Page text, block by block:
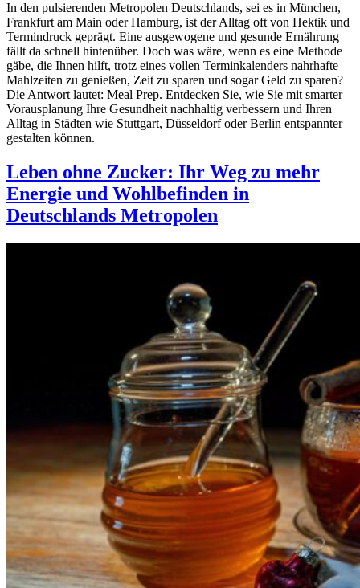
In den pulsierenden Metropolen Deutschlands, sei es in München,
Frankfurt am Main oder Hamburg, ist der Alltag oft von Hektik und
Termindruck geprägt. Eine ausgewogene und gesunde Ernährung
fällt da schnell hintenüber. Doch was wäre, wenn es eine Methode
gäbe, die Ihnen hilft, trotz eines vollen Terminkalenders nahrhafte
Mahlzeiten zu genießen, Zeit zu sparen und sogar Geld zu sparen?
Die Antwort lautet: Meal Prep. Entdecken Sie, wie Sie mit smarter
Vorausplanung Ihre Gesundheit nachhaltig verbessern und Ihren
Alltag in Städten wie Stuttgart, Düsseldorf oder Berlin entspannter
gestalten können.
Leben ohne Zucker: Ihr Weg zu mehr
Energie und Wohlbefinden in
Deutschlands Metropolen